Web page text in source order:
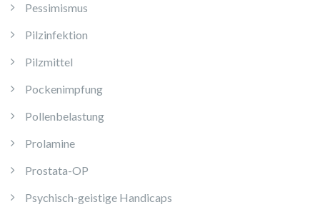
Pessimismus
Pilzinfektion
Pilzmittel
Pockenimpfung
Pollenbelastung
Prolamine
Prostata-OP
Psychisch-geistige Handicaps